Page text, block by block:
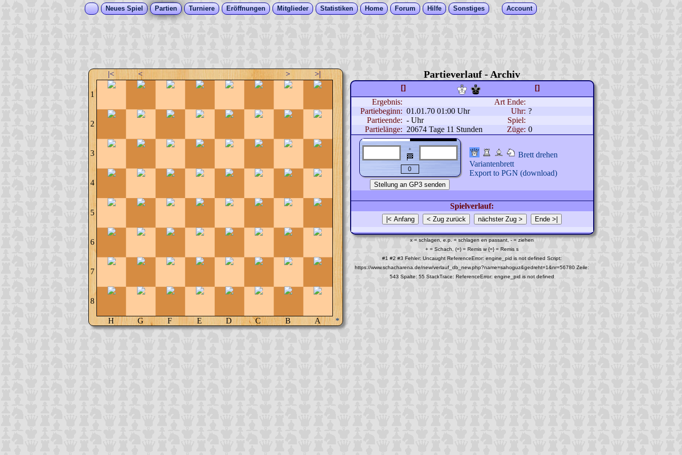
Neues Spiel Partien Turniere Eröffnungen Mitglieder Statistiken Home Forum Hilfe Sonstiges Account
|< < > >|
1
2
3
4
5
6
7
8
H G F E D C B A *
Partieverlauf - Archiv
[] []
Ergebnis:
Art Ende:
Partiebeginn: 01.01.70 01:00 Uhr Uhr: ?
Partieende: - Uhr
Spiel:
Partielänge: 20674 Tage 11 Stunden Züge: 0
+
🏁
Brett drehen
Variantenbrett
Export to PGN (download)
Spielverlauf:
x = schlagen, e.p. = schlagen en passant, - = ziehen
+ = Schach, (=) = Remis w {=} = Remis s
#1 #2 #3 Fehler: Uncaught ReferenceError: engine_pid is not defined Script:
https://www.schacharena.de/new/verlauf_db_new.php?name=sahoguz&gedreht=1&nr=56780 Zeile:
543 Spalte: 55 StackTrace: ReferenceError: engine_pid is not defined